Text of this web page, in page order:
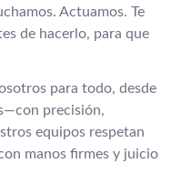
Actuamos. Te
de hacerlo, para que
para todo, desde
precisión,
equipos respetan
manos firmes y juicio